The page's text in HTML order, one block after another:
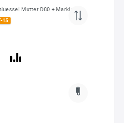
15